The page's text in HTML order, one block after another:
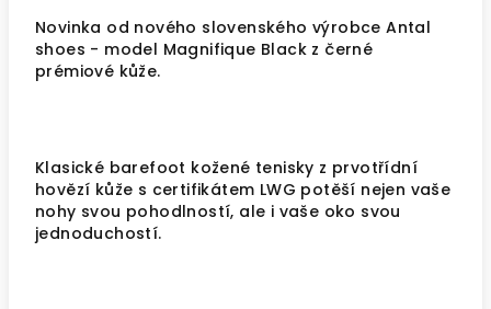
Novinka od nového slovenského výrobce Antal
shoes - model Magnifique Black z černé
prémiové kůže.
Klasické barefoot kožené tenisky z prvotřídní
hovězí kůže s certifikátem LWG potěší nejen vaše
nohy svou pohodlností, ale i vaše oko svou
jednoduchostí.